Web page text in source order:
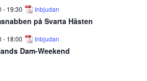
- 19:30 Inbjudan
på Svarta Hästen
- 18:00 Inbjudan
Dam-Weekend